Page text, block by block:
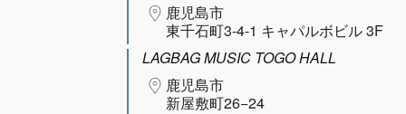
鹿児島市
東千石町3-4-1 キャパルボビル 3F
LAGBAG MUSIC TOGO HALL
鹿児島市
新屋敷町26−24